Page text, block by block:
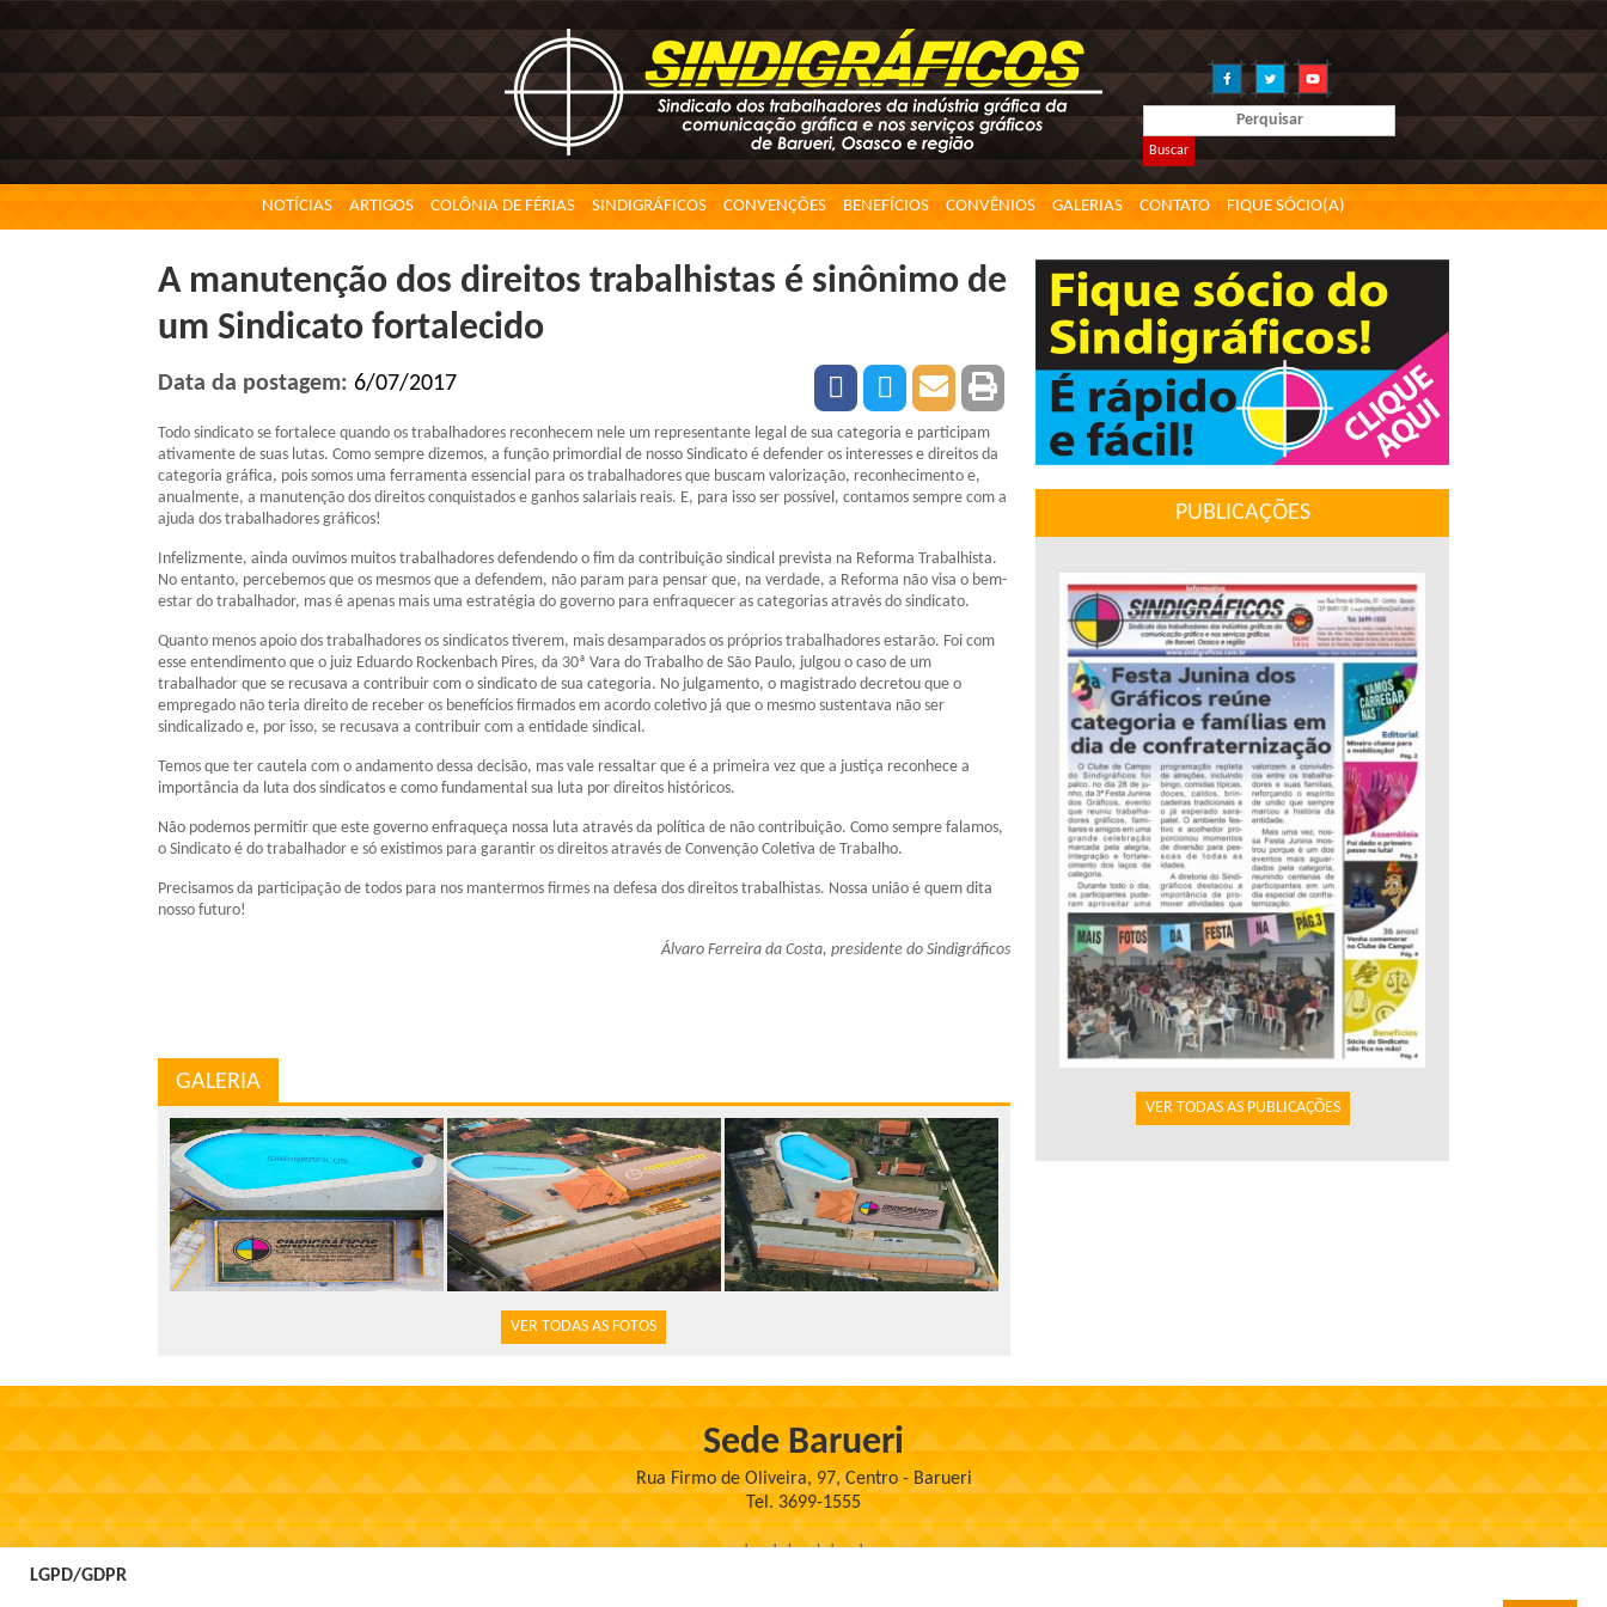
Buscar
NOTÍCIAS ARTIGOS COLÔNIA DE FÉRIAS SINDIGRÁFICOS CONVENÇÕES BENEFÍCIOS CONVÊNIOS GALERIAS CONTATO FIQUE SÓCIO(A)
A manutenção dos direitos trabalhistas é sinônimo de
um Sindicato fortalecido
Data da postagem: 6/07/2017
Todo sindicato se fortalece quando os trabalhadores reconhecem nele um representante legal de sua categoria e participam
ativamente de suas lutas. Como sempre dizemos, a função primordial de nosso Sindicato é defender os interesses e direitos da
categoria gráfica, pois somos uma ferramenta essencial para os trabalhadores que buscam valorização, reconhecimento e,
anualmente, a manutenção dos direitos conquistados e ganhos salariais reais. E, para isso ser possível, contamos sempre com a
ajuda dos trabalhadores gráficos!
Infelizmente, ainda ouvimos muitos trabalhadores defendendo o fim da contribuição sindical prevista na Reforma Trabalhista.
No entanto, percebemos que os mesmos que a defendem, não param para pensar que, na verdade, a Reforma não visa o bem-
estar do trabalhador, mas é apenas mais uma estratégia do governo para enfraquecer as categorias através do sindicato.
Quanto menos apoio dos trabalhadores os sindicatos tiverem, mais desamparados os próprios trabalhadores estarão. Foi com
esse entendimento que o juiz Eduardo Rockenbach Pires, da 30ª Vara do Trabalho de São Paulo, julgou o caso de um
trabalhador que se recusava a contribuir com o sindicato de sua categoria. No julgamento, o magistrado decretou que o
empregado não teria direito de receber os benefícios firmados em acordo coletivo já que o mesmo sustentava não ser
sindicalizado e, por isso, se recusava a contribuir com a entidade sindical.
Temos que ter cautela com o andamento dessa decisão, mas vale ressaltar que é a primeira vez que a justiça reconhece a
importância da luta dos sindicatos e como fundamental sua luta por direitos históricos.
Não podemos permitir que este governo enfraqueça nossa luta através da política de não contribuição. Como sempre falamos,
o Sindicato é do trabalhador e só existimos para garantir os direitos através de Convenção Coletiva de Trabalho.
Precisamos da participação de todos para nos mantermos firmes na defesa dos direitos trabalhistas. Nossa união é quem dita
nosso futuro!
Álvaro Ferreira da Costa, presidente do Sindigráficos
GALERIA
VER TODAS AS FOTOS
PUBLICAÇÕES
VER TODAS AS PUBLICAÇÕES
Sede Barueri
Rua Firmo de Oliveira, 97, Centro - Barueri
Tel. 3699-1555
LGPD/GDPR